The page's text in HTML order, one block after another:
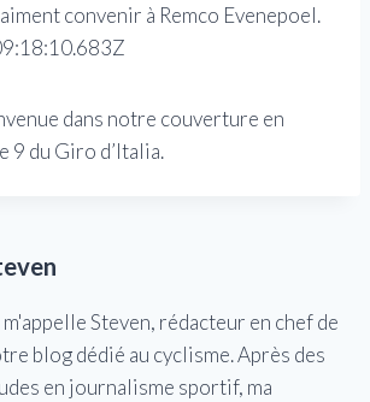
convenir à Remco Evenepoel.
dans notre couverture en
9 du Giro d’Italia.
m'appelle Steven, rédacteur en chef de
blog dédié au cyclisme. Après des
en journalisme sportif, ma